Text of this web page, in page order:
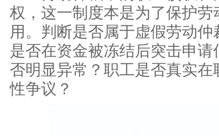
权，这一制度本是为了保护
用。判断是否属于虚假劳动
是否在资金被冻结后突击申
否明显异常？职工是否真实
性争议？